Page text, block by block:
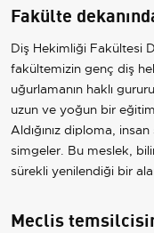
Fakülte
Diş Hekimliği Fakültesi
fakültemizin genç diş
uğurlamanın haklı
uzun ve yoğun bir
Aldığınız diploma,
simgeler. Bu meslek,
sürekli yenilendiği bir
Meclis